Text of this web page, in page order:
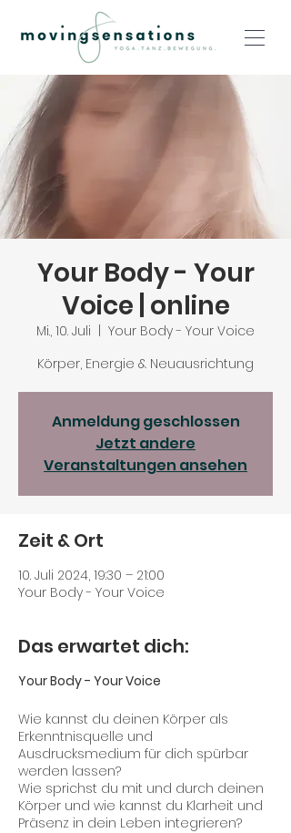
Your Body - Your
Voice | online
Mi., 10. Juli
Your Body - Your Voice
Körper, Energie & Neuausrichtung
Anmeldung geschlossen
Jetzt andere
Veranstaltungen ansehen
Zeit & Ort
10. Juli 2024, 19:30 – 21:00
Your Body - Your Voice
Das erwartet dich:
Your Body - Your Voice
Wie kannst du deinen Körper als
Erkenntnisquelle und
Ausdrucksmedium für dich spürbar
werden lassen?
Wie sprichst du mit und durch deinen
Körper und wie kannst du Klarheit und
Präsenz in dein Leben integrieren?